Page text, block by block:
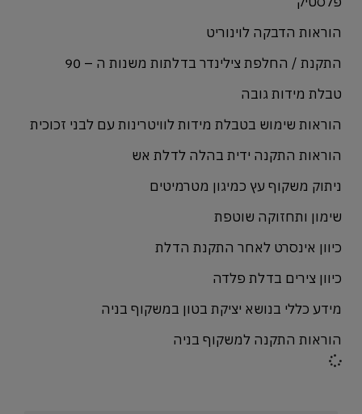
הוראות הדבקה לוינוריט
התקנת / החלפת צילינדר בדלתות משנות ה – 90
טבלת מידות גובה
הוראות שימוש בטבלת מידות לוויטרינות עם לבני זכוכית
הוראות התקנה ידית בהלה לדלת אש
ניתוק משקוף עץ כמיגון מטרמיטים
שימון ותחזוקה שוטפת
כיוון אינסרט לאחר התקנת הדלת
כיוון צירים בדלת פלדה
מידע כללי בנושא יציקת בטון במשקוף בניה
הוראות התקנה למשקוף בניה